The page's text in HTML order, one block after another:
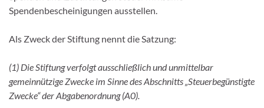
Spendenbescheinigungen ausstellen.
Als Zweck der Stiftung nennt die Satzung:
(1) Die Stiftung verfolgt ausschließlich und unmittelbar
gemeinnützige Zwecke im Sinne des Abschnitts „Steuerbegünstigte
Zwecke“ der Abgabenordnung (A0).